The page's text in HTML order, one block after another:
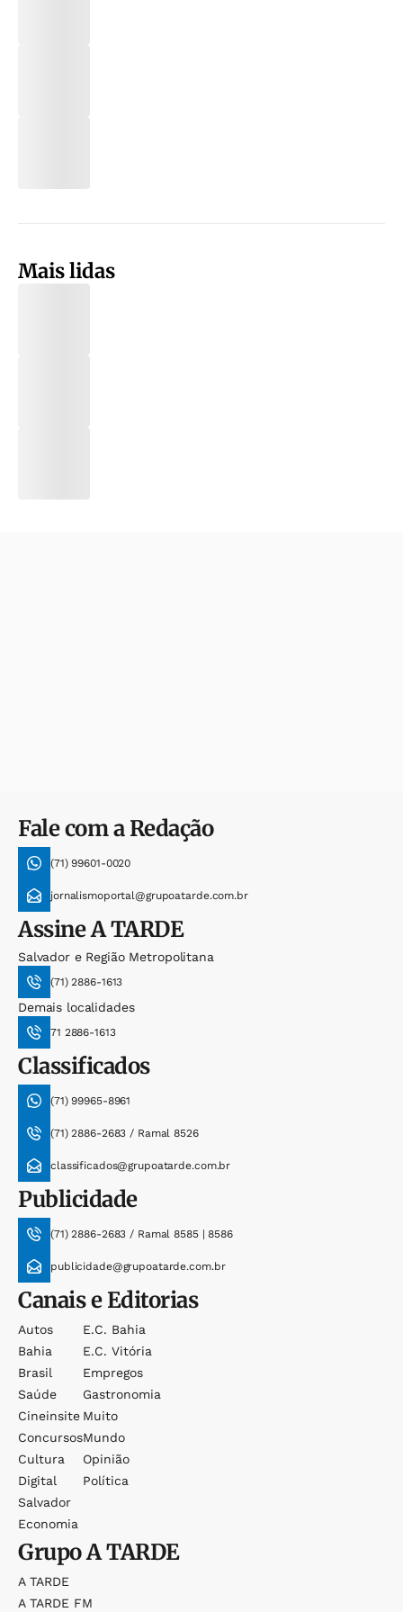
Mais lidas
Fale com a Redação
(71) 99601-0020
jornalismoportal@grupoatarde.com.br
AssineA TARDE
Salvador e Região Metropolitana
(71) 2886-1613
Demais localidades
71 2886-1613
Classificados
(71) 99965-8961
(71) 2886-2683 / Ramal 8526
classificados@grupoatarde.com.br
Publicidade
(71) 2886-2683 / Ramal 8585 | 8586
publicidade@grupoatarde.com.br
Canais e Editorias
Autos
Bahia
Brasil
Saúde
Cineinsite
Concursos
Cultura
Digital
Salvador
Economia
E.c. Bahia
E.c. Vitória
Empregos
Gastronomia
Muito
Mundo
Opinião
Política
GrupoA TARDE
A TARDE
A TARDE FM